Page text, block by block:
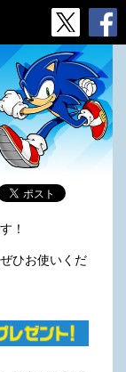
！
ひお使いくだ